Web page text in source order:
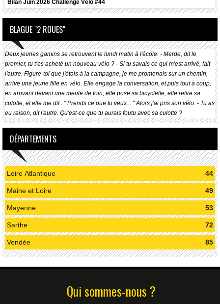
Bilan Juin 2026 Challenge Vélo #44
BLAGUE "2 ROUES"
Deux jeunes gamins se retrouvent le lundi matin à l'école. - Merde, dit le
premier, tu t’es acheté un nouveau vélo ? - Si tu savais ce qui m'est arrivé, fait
l'autre. Figure-toi que j'étais à la campagne, je me promenais sur un chemin,
arrive une jeune fille en vélo. Elle engage la conversation, et puis tout à coup,
en arrivant devant une meule de foin, elle pose sa bicyclette, elle retire sa
culotte, et elle me dit : " Prends ce que tu veux... " Alors j'ai pris son vélo. - Tu as
eu raison, dit l'autre. Qu'est-ce que tu aurais foutu avec sa culotte ?
DÉPARTEMENTS
Loire Atlantique 44
Maine et Loire 49
Mayenne 53
Sarthe 72
Vendée 85
Qui sommes-nous ?